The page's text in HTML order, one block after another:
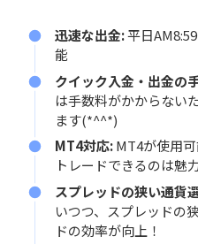
迅速な出金:平日
能
クイック入金・出金の
は手数料がかからない
ます(*^^*)
MT4対応:MT4が使用可
トレードできるのは魅
スプレッドの狭い通貨
いつつ、スプレッドの
ドの効率が向上！